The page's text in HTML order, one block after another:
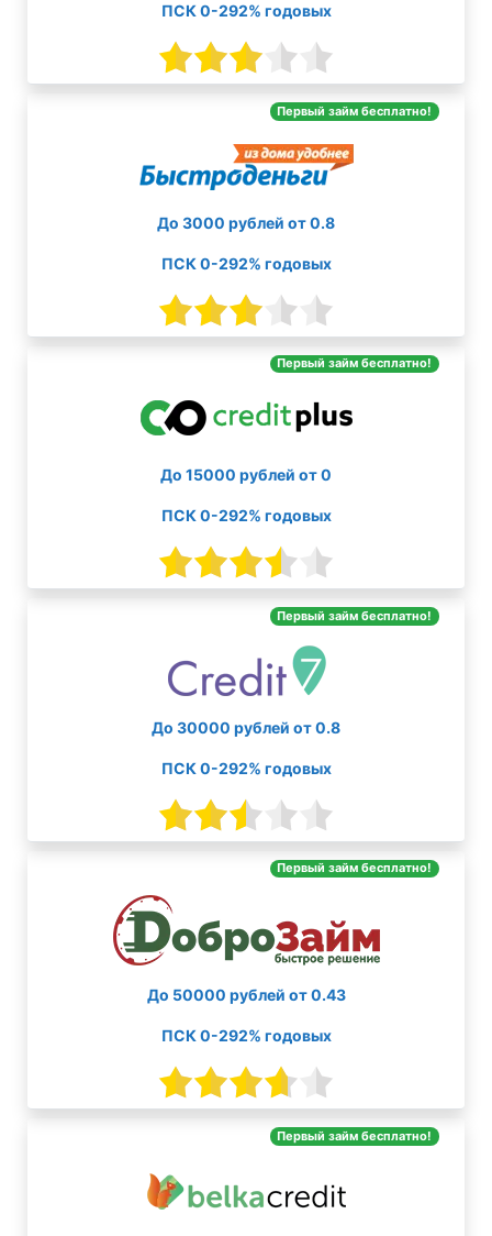
ПСК 0-292% годовых
Первый займ бесплатно!
До 3000 рублей от 0.8
ПСК 0-292% годовых
Первый займ бесплатно!
До 15000 рублей от 0
ПСК 0-292% годовых
Первый займ бесплатно!
До 30000 рублей от 0.8
ПСК 0-292% годовых
Первый займ бесплатно!
До 50000 рублей от 0.43
ПСК 0-292% годовых
Первый займ бесплатно!